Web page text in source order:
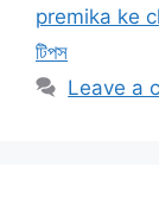
premika ke
টিপস
Leave a